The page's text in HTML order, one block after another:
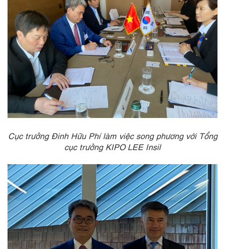
Cục trưởng Đinh Hữu Phí làm việc song phương với Tổng
cục trưởng KIPO LEE Insil